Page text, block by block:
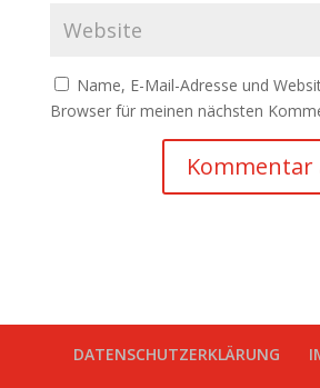
Name, E-Mail-Adresse und
Browser für meinen nächsten
DATENSCHUTZERKLÄRUNG